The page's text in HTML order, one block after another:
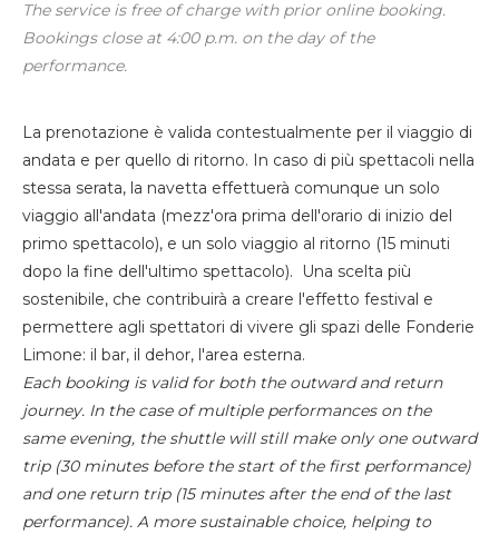
The service is free of charge with prior online booking.
Bookings close at 4:00 p.m. on the day of the
performance.
La prenotazione è valida contestualmente per il viaggio di
andata e per quello di ritorno. In caso di più spettacoli nella
stessa serata, la navetta effettuerà comunque un solo
viaggio all'andata (mezz'ora prima dell'orario di inizio del
primo spettacolo), e un solo viaggio al ritorno (15 minuti
dopo la fine dell'ultimo spettacolo). Una scelta più
sostenibile, che contribuirà a creare l'effetto festival e
permettere agli spettatori di vivere gli spazi delle Fonderie
Limone: il bar, il dehor, l'area esterna.
Each booking is valid for both the outward and return
journey. In the case of multiple performances on the
same evening, the shuttle will still make only one outward
trip (30 minutes before the start of the first performance)
and one return trip (15 minutes after the end of the last
performance). A more sustainable choice, helping to